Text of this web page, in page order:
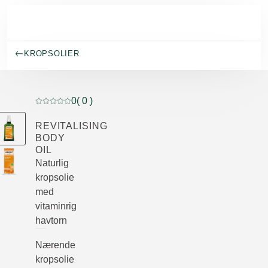
KROPSOLIER
Current rating: 0 out of 5 stars rated by 0 customers
0( 0 )
REVITALISING
BODY
OIL
Naturlig
kropsolie
med
vitaminrig
havtorn
Nærende
kropsolie